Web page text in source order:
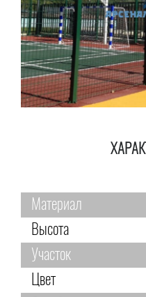
Материал
Высота
Участок
Цвет